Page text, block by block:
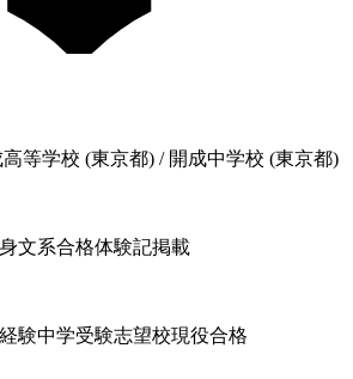
高等学校 (東京都) / 開成中学校 (東京都)
文系合格体験記掲載
験中学受験志望校現役合格